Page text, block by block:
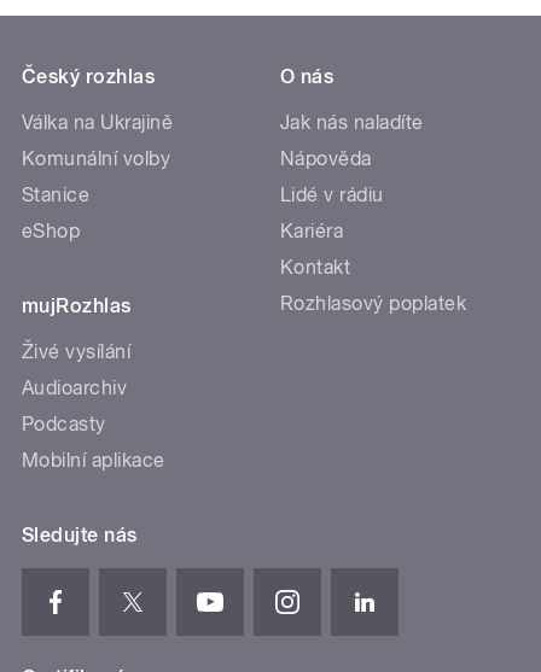
Český rozhlas
Válka na Ukrajině
Komunální volby
Stanice
eShop
mujRozhlas
Živé vysílání
Audioarchiv
Podcasty
Mobilní aplikace
O nás
Jak nás naladíte
Nápověda
Lidé v rádiu
Kariéra
Kontakt
Rozhlasový poplatek
Sledujte nás